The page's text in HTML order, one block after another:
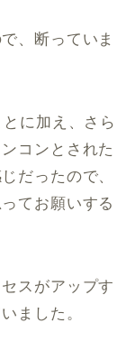
、断っていま
に加え、さら
コンとされた
だったので、
てお願いする
スがアップす
ました。